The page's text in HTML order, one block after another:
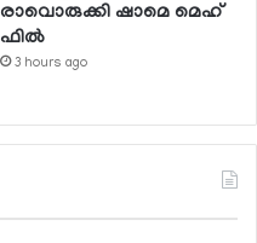
രാവൊരുക്കി ഷാമെ മെഹ്
ഫില്‍
3 hours ago